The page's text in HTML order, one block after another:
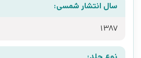
سال انتشار شمسی:
1387